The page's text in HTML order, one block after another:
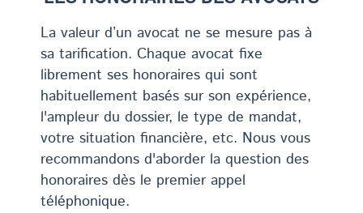
La valeur d’un avocat ne se mesure pas à
sa tarification. Chaque avocat fixe
librement ses honoraires qui sont
habituellement basés sur son expérience,
l'ampleur du dossier, le type de mandat,
votre situation financière, etc. Nous vous
recommandons d'aborder la question des
honoraires dès le premier appel
téléphonique.